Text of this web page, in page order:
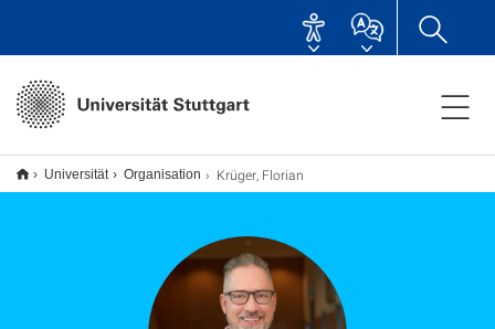
Universität Organisation Krüger, Florian